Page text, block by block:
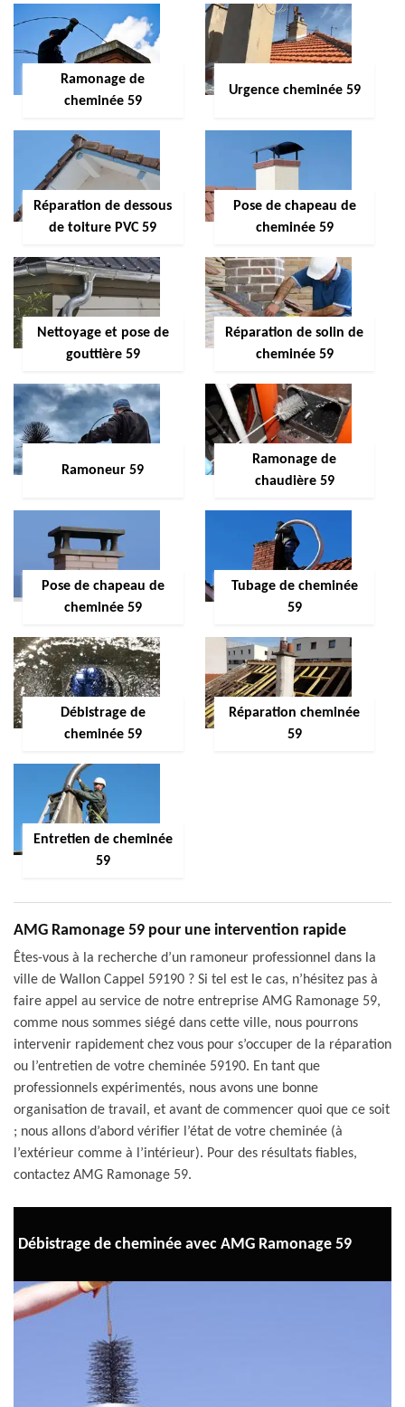
Ramonage de
cheminée 59
Urgence cheminée 59
Réparation de dessous
de toiture PVC 59
Pose de chapeau de
cheminée 59
Nettoyage et pose de
gouttière 59
Réparation de solin de
cheminée 59
Ramoneur 59
Ramonage de
chaudière 59
Pose de chapeau de
cheminée 59
Tubage de cheminée
59
Débistrage de
cheminée 59
Réparation cheminée
59
Entretien de cheminée
59
AMG Ramonage 59 pour une intervention rapide
Êtes-vous à la recherche d’un ramoneur professionnel dans la
ville de Wallon Cappel 59190 ? Si tel est le cas, n’hésitez pas à
faire appel au service de notre entreprise AMG Ramonage 59,
comme nous sommes siégé dans cette ville, nous pourrons
intervenir rapidement chez vous pour s’occuper de la réparation
ou l’entretien de votre cheminée 59190. En tant que
professionnels expérimentés, nous avons une bonne
organisation de travail, et avant de commencer quoi que ce soit
; nous allons d’abord vérifier l’état de votre cheminée (à
l’extérieur comme à l’intérieur). Pour des résultats fiables,
contactez AMG Ramonage 59.
Débistrage de cheminée avec AMG Ramonage 59